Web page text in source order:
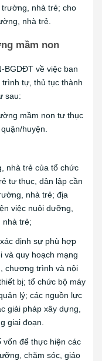
nhà trẻ; cho
nhà trẻ.
mầm non
BGDĐT về việc ban
tự, thủ tục thành
sau:
mầm non tư thục
huyện.
nhà trẻ của tổ chức
tư thục, dân lập cần
nhà trẻ; địa
việc nuôi dưỡng,
nhà trẻ;
định sự phù hợp
và quy hoạch mạng
chương trình và nội
bị; tổ chức bộ máy
lý; các nguồn lực
giải pháp xây dựng,
giai đoạn.
vốn để thực hiện các
chăm sóc, giáo